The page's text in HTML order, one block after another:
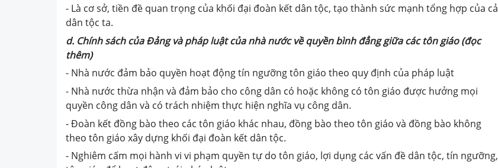
- Là cơ sở, tiền đề quan trọng của khối đại đoàn kết dân tộc, tạo thành sức mạnh tổng hợp của cả
dân tộc ta.
d. Chính sách của Đảng và pháp luật của nhà nước về quyền bình đẳng giữa các tôn giáo(đọc
thêm)
- Nhà nước đảm bảo quyền hoạt động tín ngưỡng tôn giáo theo quy định của pháp luật
- Nhà nước thừa nhận và đảm bảo cho công dân có hoặc không có tôn giáo được hưởng mọi
quyền công dân và có trách nhiệm thực hiện nghĩa vụ công dân.
- Đoàn kết đồng bào theo các tôn giáo khác nhau, đồng bào theo tôn giáo và đồng bào không
theo tôn giáo xây dựng khối đại đoàn kết dân tộc.
- Nghiêm cấm mọi hành vi vi phạm quyền tự do tôn giáo, lợi dụng các vấn đề dân tộc, tín ngưỡng,